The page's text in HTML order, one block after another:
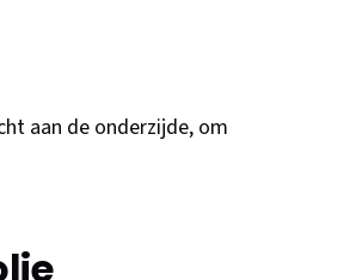
aan de onderzijde, om